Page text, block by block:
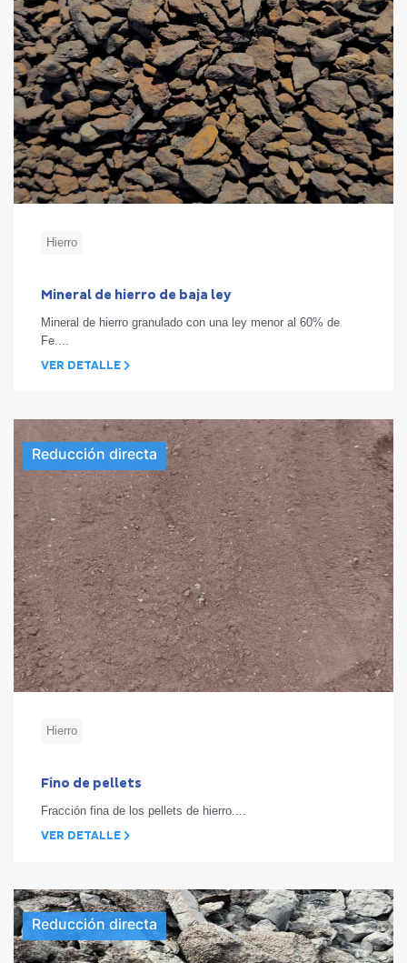
Hierro
Mineral de hierro de baja ley
Mineral de hierro granulado con una ley menor al 60% de
Fe....
VER DETALLE
Reducción directa
Hierro
Fino de pellets
Fracción fina de los pellets de hierro....
VER DETALLE
Reducción directa